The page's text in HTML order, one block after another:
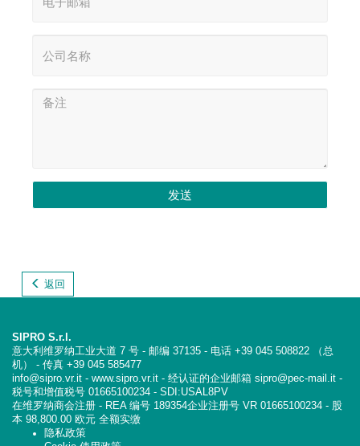
发送
返回
SIPRO S.r.l.
意大利维罗纳工业大道 7 号 - 邮编 37135 - 电话 +39 045 508822 （总
机） - 传真 +39 045 585477
info@sipro.vr.it - www.sipro.vr.it - 经认证的企业邮箱 sipro@pec-mail.it -
税号和增值税号 01665100234 - SDI:USAL8PV
在维罗纳商会注册 - REA 编号 189354企业注册号 VR 01665100234 - 股
本 98,800.00 欧元 全额实缴
隐私政策